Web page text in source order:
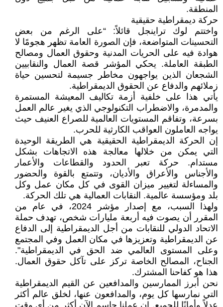
المنطقة.
حركة ديمقراطية حقيقية
واختتم لوك تراينجل قائلاً: “على الرغم من بعض
التحسينات المتواضعة، فإن الصورة العامة تظهر هجومًا لا
هوادة فيه على الحريات المدنية وحقوق العمال ومصالح
الطبقة العاملة. يحكي المؤشر قصة العمال والنقابيين
الشجعان الذين يواجهون مخاطر جسيمة لتحسين حياة
زملائهم والدفاع عن الحقوق الديمقراطية.
يأتي هذا على خلفية أزمة تكاليف المعيشة المستمرة
والمدمرة، والاضطراب التكنولوجي الذي يغير عالم العمل
بسرعة، وتفاقم المستويات العالمية للصراع العنيف حيث
يواجه العاملون العواقب الكارثية للحرب.
إن الحركة الديمقراطية الحقيقية هي الطريقة الوحيدة
التي يمكن من خلالها معالجة هذه الاتجاهات بشكل
مستدام. حركة تعبر الحدود والقطاعات والأعمار
والأجناس والأعراق والأديان، وتتمتع بالقوة والحضور
والمساءلة لتغيير ميزان القوى في كل مكان عمل وكل
بلد ومؤسسة عالمية. النقابات العمالية هي تلك الحركة.
ولهذا السبب، مع إصدار مؤشر 2024، في عام من
المقرر أن يصوت فيه أربعة مليارات شخص، تهدف حملة
الاتحاد الدولي للنقابات من أجل الديمقراطية إلى الدفاع
عن الديمقراطية وتعزيزها في مكان العمل وفي المجتمع
وعلى المستوى العالمي ضد الحق في الديمقراطية".
الجناح، المصالح الخاصة تركز على تآكل حقوق العمال.
هذا هو كفاحنا المشترك.
نحن أبرز الممارسين والمدافعين عن القيم الديمقراطية
التي نمارسها كل يوم، والمدافعون عنها، لخلق عالم أكثر